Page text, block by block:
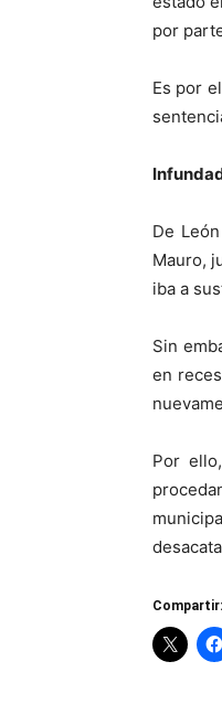
por
Es por
De
Mauro,
iba a
Sin
en
Por
Compartir: